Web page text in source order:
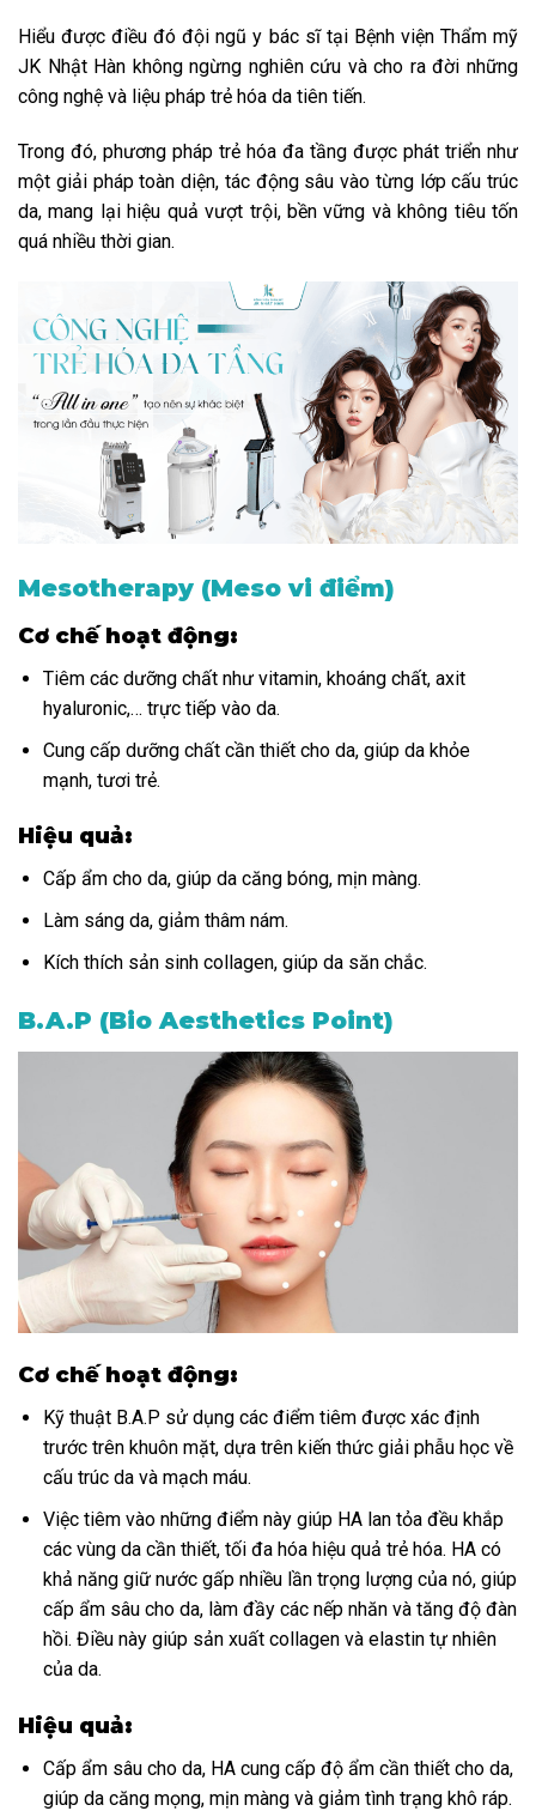
Hiểu được điều đó đội ngũ y bác sĩ tại Bệnh viện Thẩm mỹ
JK Nhật Hàn không ngừng nghiên cứu và cho ra đời những
công nghệ và liệu pháp trẻ hóa da tiên tiến.
Trong đó, phương pháp trẻ hóa đa tầng được phát triển như
một giải pháp toàn diện, tác động sâu vào từng lớp cấu trúc
da, mang lại hiệu quả vượt trội, bền vững và không tiêu tốn
quá nhiều thời gian.
Mesotherapy (Meso vi điểm)
Cơ chế hoạt động:
Tiêm các dưỡng chất như vitamin, khoáng chất, axit
hyaluronic,… trực tiếp vào da.
Cung cấp dưỡng chất cần thiết cho da, giúp da khỏe
mạnh, tươi trẻ.
Hiệu quả:
Cấp ẩm cho da, giúp da căng bóng, mịn màng.
Làm sáng da, giảm thâm nám.
Kích thích sản sinh collagen, giúp da săn chắc.
B.A.P (Bio Aesthetics Point)
Cơ chế hoạt động:
Kỹ thuật B.A.P sử dụng các điểm tiêm được xác định
trước trên khuôn mặt, dựa trên kiến thức giải phẫu học về
cấu trúc da và mạch máu.
Việc tiêm vào những điểm này giúp HA lan tỏa đều khắp
các vùng da cần thiết, tối đa hóa hiệu quả trẻ hóa. HA có
khả năng giữ nước gấp nhiều lần trọng lượng của nó, giúp
cấp ẩm sâu cho da, làm đầy các nếp nhăn và tăng độ đàn
hồi. Điều này giúp sản xuất collagen và elastin tự nhiên
của da.
Hiệu quả:
Cấp ẩm sâu cho da, HA cung cấp độ ẩm cần thiết cho da,
giúp da căng mọng, mịn màng và giảm tình trạng khô ráp.